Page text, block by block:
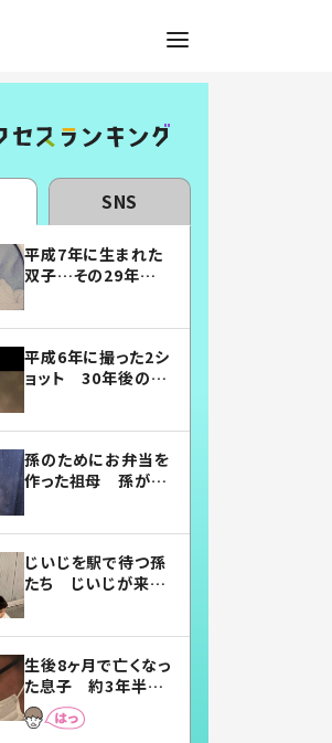
SNS
平成7年に生まれた
双子…その29年後
平成6年に撮った2シ
ョット 30年後の姿
孫のためにお弁当を
作った祖母 孫が絶
じいじを駅で待つ孫
たち じいじが来た
まらない」「幸せにな
れる」
生後8ヶ月で亡くなっ
た息子 約3年半
後、当時の妻の日記
に書いてあった本音